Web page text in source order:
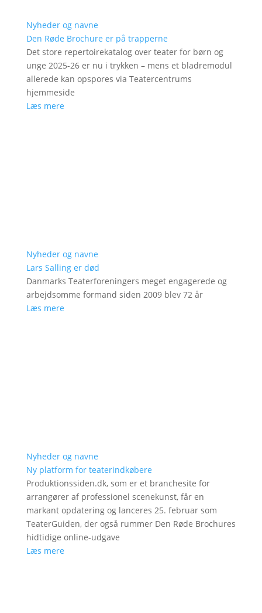
Nyheder og navne
Den Røde Brochure er på trapperne
Det store repertoirekatalog over teater for børn og
unge 2025-26 er nu i trykken – mens et bladremodul
allerede kan opspores via Teatercentrums
hjemmeside
Læs mere
Nyheder og navne
Lars Salling er død
Danmarks Teaterforeningers meget engagerede og
arbejdsomme formand siden 2009 blev 72 år
Læs mere
Nyheder og navne
Ny platform for teaterindkøbere
Produktionssiden.dk, som er et branchesite for
arrangører af professionel scenekunst, får en
markant opdatering og lanceres 25. februar som
TeaterGuiden, der også rummer Den Røde Brochures
hidtidige online-udgave
Læs mere